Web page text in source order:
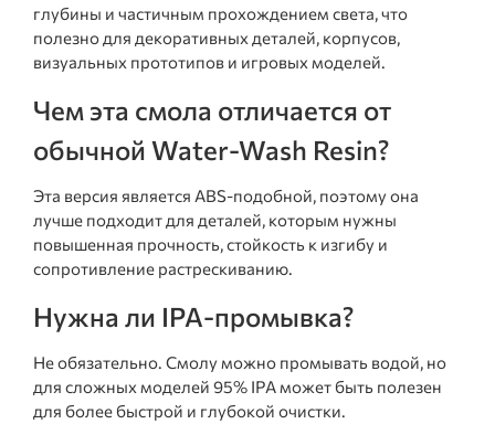
глубины и частичным прохождением света, что
полезно для декоративных деталей, корпусов,
визуальных прототипов и игровых моделей.
Чем эта смола отличается от
обычной Water-Wash Resin?
Эта версия является ABS-подобной, поэтому она
лучше подходит для деталей, которым нужны
повышенная прочность, стойкость к изгибу и
сопротивление растрескиванию.
Нужна ли IPA-промывка?
Не обязательно. Смолу можно промывать водой, но
для сложных моделей 95% IPA может быть полезен
для более быстрой и глубокой очистки.